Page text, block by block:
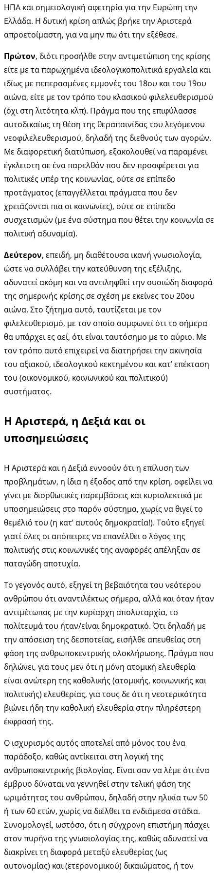
ΗΠΑ και σημειολογική αφετηρία για την Ευρώπη την
Ελλάδα. Η δυτική κρίση απλώς βρήκε την Αριστερά
απροετοίμαστη, για να μην πω ότι την εξέθεσε.
Πρώτον, διότι προσήλθε στην αντιμετώπιση της κρίσης
είτε με τα παρωχημένα ιδεολογικοπολιτικά εργαλεία και
ιδίως με πεπερασμένες εμμονές του 18ου και του 19ου
αιώνα, είτε με τον τρόπο του κλασικού φιλελευθερισμού
(όχι στη λιτότητα κλπ). Πράγμα που της επιφύλασσε
αυτοδικαίως τη θέση της θεραπαινίδας του λεγόμενου
νεοφιλελευθερισμού, δηλαδή της διεθνούς των αγορών.
Με διαφορετική διατύπωση, εξακολουθεί να παραμένει
έγκλειστη σε ένα παρελθόν που δεν προσφέρεται για
πολιτικές υπέρ της κοινωνίας, ούτε σε επίπεδο
προτάγματος (επαγγέλλεται πράγματα που δεν
χρειάζονται πια οι κοινωνίες), ούτε σε επίπεδο
συσχετισμών (με ένα σύστημα που θέτει την κοινωνία σε
πολιτική αδυναμία).
Δεύτερον, επειδή, μη διαθέτουσα ικανή γνωσιολογία,
ώστε να συλλάβει την κατεύθυνση της εξέλιξης,
αδυνατεί ακόμη και να αντιληφθεί την ουσιώδη διαφορά
της σημερινής κρίσης σε σχέση με εκείνες του 20ου
αιώνα. Στο ζήτημα αυτό, ταυτίζεται με τον
φιλελευθερισμό, με τον οποίο συμφωνεί ότι το σήμερα
θα υπάρχει ες αεί, ότι είναι ταυτόσημο με το αύριο. Με
τον τρόπο αυτό επιχειρεί να διατηρήσει την ακινησία
του αξιακού, ιδεολογικού κεκτημένου και κατ’ επέκταση
του (οικονομικού, κοινωνικού και πολιτικού)
συστήματος.
Η Αριστερά, η Δεξιά και οι
υποσημειώσεις
Η Αριστερά και η Δεξιά εννοούν ότι η επίλυση των
προβλημάτων, η ίδια η έξοδος από την κρίση, οφείλει να
γίνει με διορθωτικές παρεμβάσεις και κυριολεκτικά με
υποσημειώσεις στο παρόν σύστημα, χωρίς να θιγεί το
θεμέλιό του (η κατ’ αυτούς δημοκρατία!). Τούτο εξηγεί
γιατί όλες οι απόπειρες να επανέλθει ο λόγος της
πολιτικής στις κοινωνικές της αναφορές απέληξαν σε
παταγώδη αποτυχία.
Το γεγονός αυτό, εξηγεί τη βεβαιότητα του νεότερου
ανθρώπου ότι αναντιλέκτως σήμερα, αλλά και όταν ήταν
αντιμέτωπος με την κυρίαρχη απολυταρχία, το
πολίτευμά του ήταν/είναι δημοκρατικό. Ότι δηλαδή με
την απόσειση της δεσποτείας, εισήλθε απευθείας στη
φάση της ανθρωποκεντρικής ολοκλήρωσης. Πράγμα που
δηλώνει, για τους μεν ότι η μόνη ατομική ελευθερία
είναι ανώτερη της καθολικής (ατομικής, κοινωνικής και
πολιτικής) ελευθερίας, για τους δε ότι η νεοτερικότητα
βιώνει ήδη την καθολική ελευθερία στην πληρέστερη
έκφρασή της.
Ο ισχυρισμός αυτός αποτελεί από μόνος του ένα
παράδοξο, καθώς αντίκειται στη λογική της
ανθρωποκεντρικής βιολογίας. Είναι σαν να λέμε ότι ένα
έμβρυο δύναται να γεννηθεί στην τελική φάση της
ωριμότητας του ανθρώπου, δηλαδή στην ηλικία των 50
ή των 60 ετών, χωρίς να διέλθει τα ενδιάμεσα στάδια.
Συνομολογεί, ωστόσο, ότι η σύγχρονη επιστήμη πάσχει
στον πυρήνα της γνωσιολογίας της, καθώς αδυνατεί να
διακρίνει τη διαφορά μεταξύ ελευθερίας (ως
αυτονομίας) και (ετερονομικού) δικαιώματος, ή τον